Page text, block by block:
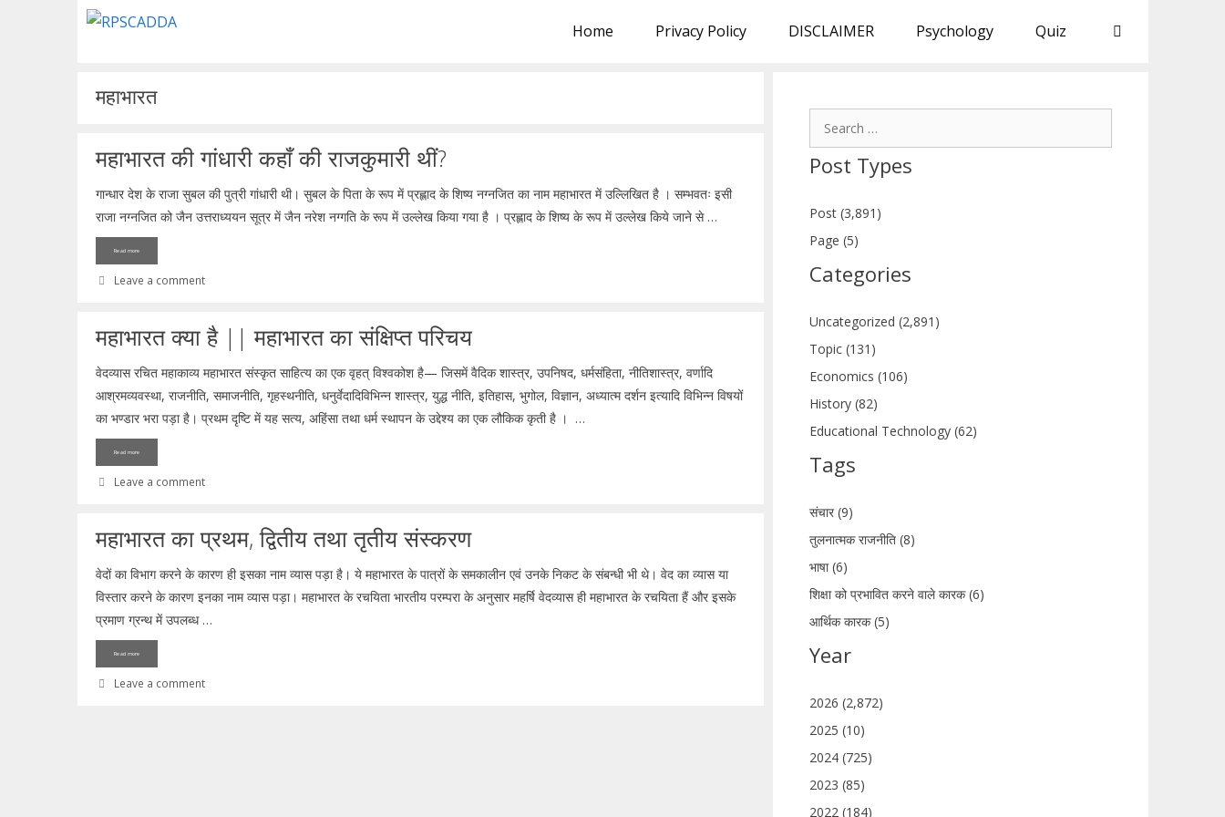
Home Privacy Policy DISCLAIMER Psychology Quiz
महाभारत
महाभारत की गांधारी कहाँ की राजकुमारी थीं?
गान्धार देश के राजा सुबल की पुत्री गांधारी थी। सुबल के पिता के रूप में प्रह्लाद के शिष्य नग्नजित का नाम महाभारत में उल्लिखित है । सम्भवतः इसी
राजा नग्नजित को जैन उत्तराध्ययन सूत्र में जैन नरेश नग्गति के रूप में उल्लेख किया गया है । प्रह्लाद के शिष्य के रूप में उल्लेख किये जाने से …
Read more
Leave a comment
महाभारत क्या है || महाभारत का संक्षिप्त परिचय
वेदव्यास रचित महाकाव्य महाभारत संस्कृत साहित्य का एक वृहत् विश्वकोश है— जिसमें वैदिक शास्त्र, उपनिषद, धर्मसंहिता, नीतिशास्त्र, वर्णादि
आश्रमव्यवस्था, राजनीति, समाजनीति, गृहस्थनीति, धनुर्वेदादिविभिन्न शास्त्र, युद्ध नीति, इतिहास, भुगोल, विज्ञान, अध्यात्म दर्शन इत्यादि विभिन्न विषयों
का भण्डार भरा पड़ा है। प्रथम दृष्टि में यह सत्य, अहिंसा तथा धर्म स्थापन के उद्देश्य का एक लौकिक कृती है । …
Read more
Leave a comment
महाभारत का प्रथम, द्वितीय तथा तृतीय संस्करण
वेदों का विभाग करने के कारण ही इसका नाम व्यास पड़ा है। ये महाभारत के पात्रों के समकालीन एवं उनके निकट के संबन्धी भी थे। वेद का व्यास या
विस्तार करने के कारण इनका नाम व्यास पड़ा। महाभारत के रचयिता भारतीय परम्परा के अनुसार महर्षि वेदव्यास ही महाभारत के रचयिता हैं और इसके
प्रमाण ग्रन्थ में उपलब्ध …
Read more
Leave a comment
Post Types
Post (3,891)
Page (5)
Categories
Uncategorized (2,891)
Topic (131)
Economics (106)
History (82)
Educational Technology (62)
Tags
संचार (9)
तुलनात्मक राजनीति (8)
भाषा (6)
शिक्षा को प्रभावित करने वाले कारक (6)
आर्थिक कारक (5)
Year
2026 (2,872)
2025 (10)
2024 (725)
2023 (85)
2022 (184)